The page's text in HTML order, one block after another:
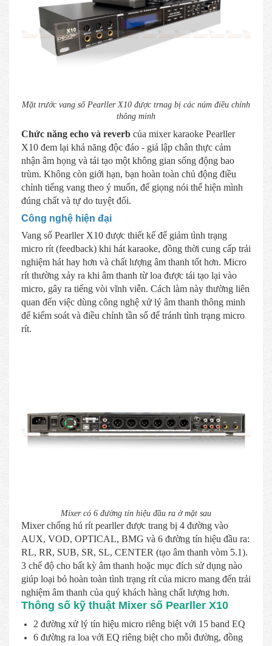
Mặt trước vang số Pearller X10 được trnag bị các núm điều chỉnh
thông minh
Chức năng echo và reverb của mixer karaoke Pearller
X10 đem lại khả năng độc đáo - giả lập chân thực cảm
nhận âm họng và tái tạo một không gian sống động bao
trùm. Không còn giới hạn, bạn hoàn toàn chủ động điều
chỉnh tiếng vang theo ý muốn, để giọng nói thể hiện mình
đúng chất và tự do tuyệt đối.
Công nghệ hiện đại
Vang số Pearller X10 được thiết kế để giảm tình trạng
micro rít (feedback) khi hát karaoke, đồng thời cung cấp trải
nghiệm hát hay hơn và chất lượng âm thanh tốt hơn. Micro
rít thường xảy ra khi âm thanh từ loa được tái tạo lại vào
micro, gây ra tiếng vòi vĩnh viễn. Cách làm này thường liên
quan đến việc dùng công nghệ xử lý âm thanh thông minh
để kiểm soát và điều chỉnh tần số để tránh tình trạng micro
rít.
Mixer có 6 đường tín hiệu đầu ra ở mặt sau
Mixer chống hú rít pearller được trang bị 4 đường vào
AUX, VOD, OPTICAL, BMG và 6 đường tín hiệu đầu ra:
RL, RR, SUB, SR, SL, CENTER (tạo âm thanh vòm 5.1).
3 chế độ cho bất kỳ âm thanh hoặc mục đích sử dụng nào
giúp loại bỏ hoàn toàn tình trạng rít của micro mang đến trải
nghiệm âm thanh của quý khách hàng chất lượng hơn.
Thông số kỹ thuật Mixer số Pearller X10
2 đường xử lý tín hiệu micro riêng biệt với 15 band EQ
6 đường ra loa với EQ riêng biệt cho mỗi đường, đồng